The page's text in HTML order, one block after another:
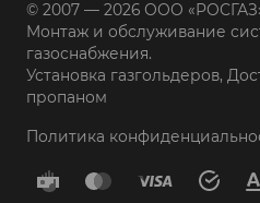
© 2007 — 2026 ООО
Монтаж и обслуживание
газоснабжения.
Установка газгольдеров,
пропаном
Политика